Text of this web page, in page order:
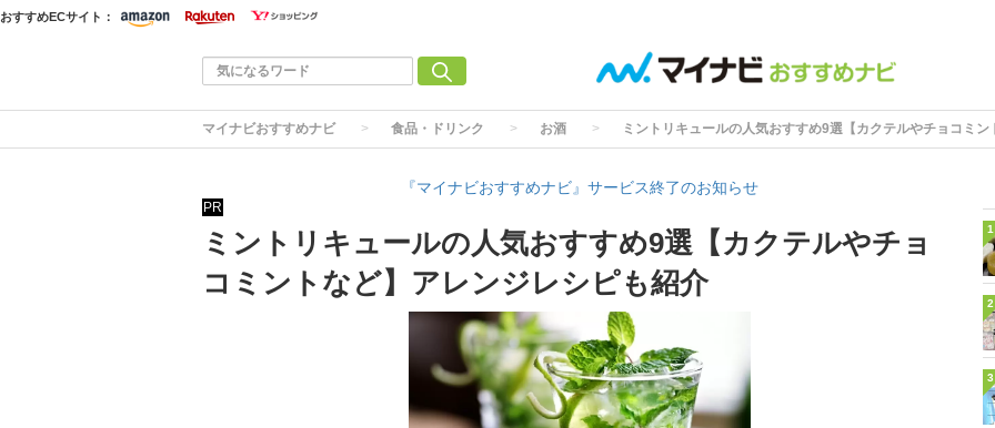
おすすめECサイト：
マイナビおすすめナビ 食品・ドリンク お酒 ミントリキュールの人気おすすめ9選【カクテルやチョコミ
『マイナビおすすめナビ』サービス終了のお知らせ
PR
ミントリキュールの人気おすすめ9選【カクテルやチョ
コミントなど】アレンジレシピも紹介
1
2
3